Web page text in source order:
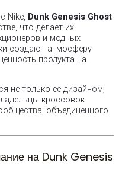
Nike, Dunk Genesis Ghost
что делает их
и модных
создают атмосферу
продукта на
не только ее дизайном,
кроссовок
объединенного
на Dunk Genesis